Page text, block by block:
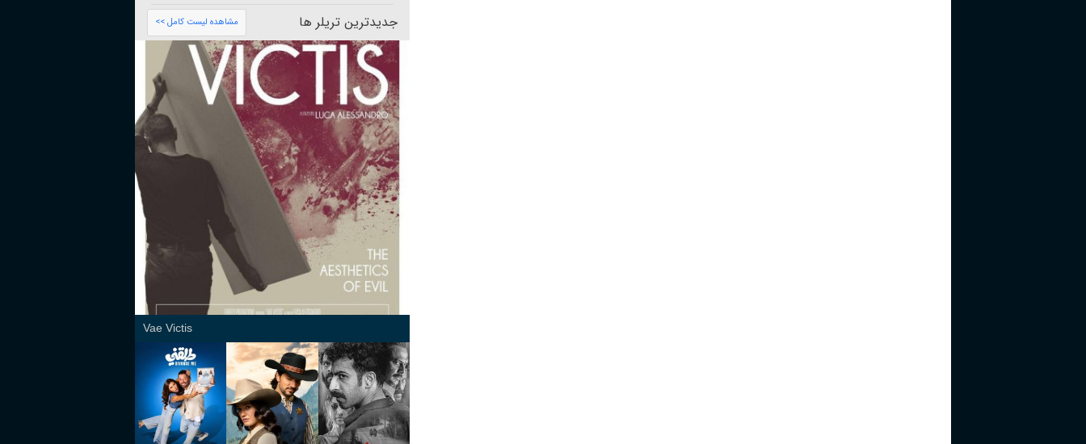
جدیدترین تریلر ها مشاهده لیست کامل >>
Vae Victis